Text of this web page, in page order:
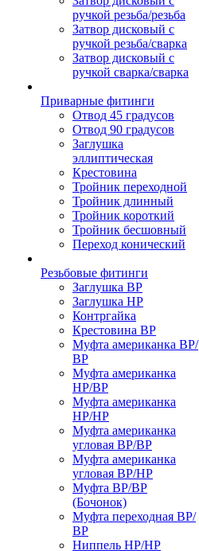
ручкой резьба/резьба
Затвор дисковый с
ручкой резьба/сварка
Затвор дисковый с
ручкой сварка/сварка
Приварные фитинги
Отвод 45 градусов
Отвод 90 градусов
Заглушка
эллиптическая
Крестовина
Тройник переходной
Тройник длинный
Тройник короткий
Тройник бесшовный
Переход конический
Резьбовые фитинги
Заглушка ВР
Заглушка НР
Контргайка
Крестовина ВР
Муфта американка ВР/
ВР
Муфта американка
НР/ВР
Муфта американка
НР/НР
Муфта американка
угловая ВР/ВР
Муфта американка
угловая ВР/НР
Муфта ВР/ВР
(Бочонок)
Муфта переходная ВР/
ВР
Ниппель НР/НР